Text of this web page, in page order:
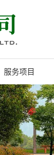
服务项目